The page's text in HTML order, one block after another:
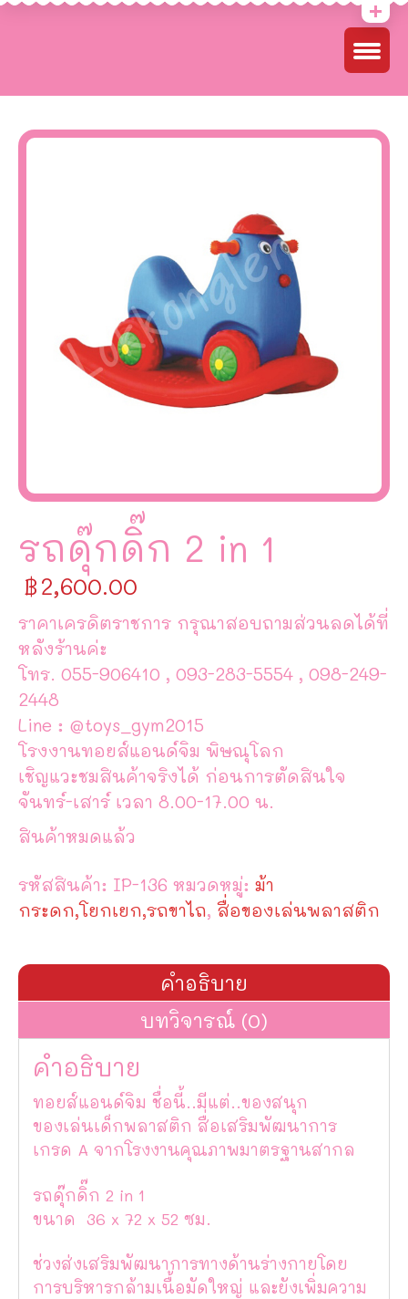
รถดุ๊กดิ๊ก 2 in 1
฿2,600.00
ราคาเครดิตราชการ กรุณาสอบถามส่วนลดได้ที่
หลังร้านค่ะ
โทร. 055-906410 , 093-283-5554 , 098-249-
2448
Line : @toys_gym2015
โรงงานทอยส์แอนด์จิม พิษณุโลก
เชิญแวะชมสินค้าจริงได้ ก่อนการตัดสินใจ
จันทร์-เสาร์ เวลา 8.00-17.00 น.
สินค้าหมดแล้ว
รหัสสินค้า: IP-136 หมวดหมู่: ม้า
กระดก,โยกเยก,รถขาไถ, สื่อของเล่นพลาสติก
คำอธิบาย
บทวิจารณ์ (0)
คำอธิบาย
ทอยส์แอนด์จิม ชื่อนี้..มีแต่..ของสนุก
ของเล่นเด็กพลาสติก สื่อเสริมพัฒนาการ
เกรด A จากโรงงานคุณภาพมาตรฐานสากล
รถดุ๊กดิ๊ก 2 in 1
ขนาด 36 x 72 x 52 ซม.
ช่วงส่งเสริมพัฒนาการทางด้านร่างกายโดย
การบริหารกล้ามเนื้อมัดใหญ่ และยังเพิ่มความ